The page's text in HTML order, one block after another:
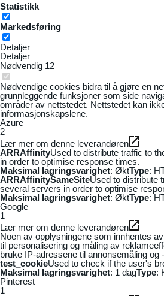
Statistikk
Markedsføring
Detaljer
Detaljer
Nødvendig 12
Nødvendige cookies bidra til å gjøre en
grunnleggende funksjoner som side
områder av nettstedet. Nettstedet kan
informasjonskapslene.
Azure
2
Lær mer om denne leverandøren
ARRAffinityUsed to distribute traffic to
in order to optimise response times.
Maksimal lagringsvarighet: ØktType:
ARRAffinitySameSiteUsed to distribute
several servers in order to optimise
Maksimal lagringsvarighet: ØktType:
Google
1
Lær mer om denne leverandøren
Noen av opplysningene som innhentes
til personalisering og måling av
bruke IP-adressene til annonsemåling og
test_cookieUsed to check if the user's
Maksimal lagringsvarighet: 1 dagType:
Pinterest
1